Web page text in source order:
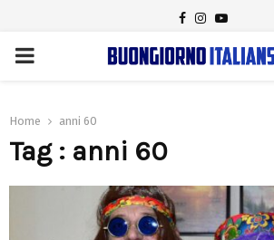
FACEBOOK
INSTAGRAM
YOUTUBE
PRIMARY
Home anni 60
Tag : anni 60